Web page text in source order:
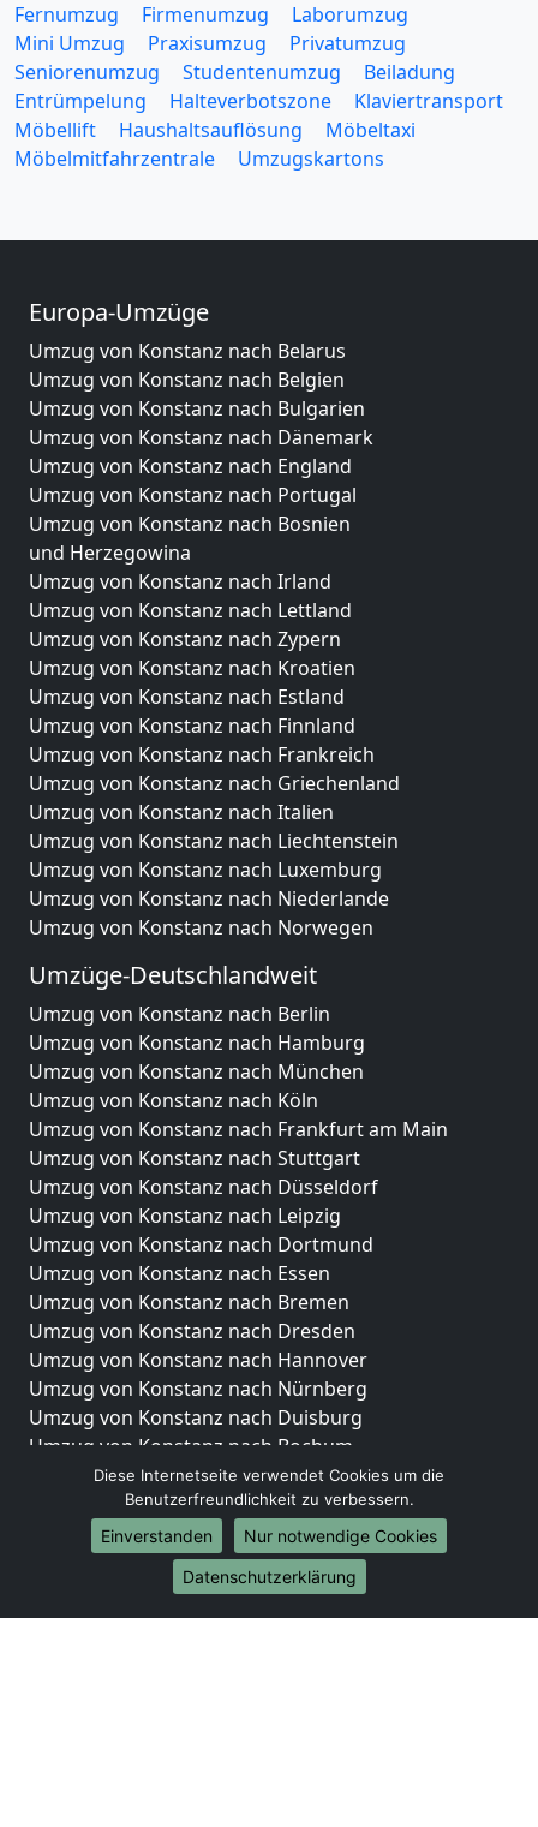
Fernumzug
Firmenumzug
Laborumzug
Mini Umzug
Praxisumzug
Privatumzug
Seniorenumzug
Studentenumzug
Beiladung
Entrümpelung
Halteverbotszone
Klaviertransport
Möbellift
Haushaltsauflösung
Möbeltaxi
Möbelmitfahrzentrale
Umzugskartons
Europa-Umzüge
Umzug von Konstanz nach Belarus
Umzug von Konstanz nach Belgien
Umzug von Konstanz nach Bulgarien
Umzug von Konstanz nach Dänemark
Umzug von Konstanz nach England
Umzug von Konstanz nach Portugal
Umzug von Konstanz nach Bosnien
und Herzegowina
Umzug von Konstanz nach Irland
Umzug von Konstanz nach Lettland
Umzug von Konstanz nach Zypern
Umzug von Konstanz nach Kroatien
Umzug von Konstanz nach Estland
Umzug von Konstanz nach Finnland
Umzug von Konstanz nach Frankreich
Umzug von Konstanz nach Griechenland
Umzug von Konstanz nach Italien
Umzug von Konstanz nach Liechtenstein
Umzug von Konstanz nach Luxemburg
Umzug von Konstanz nach Niederlande
Umzug von Konstanz nach Norwegen
Umzüge-Deutschlandweit
Umzug von Konstanz nach Berlin
Umzug von Konstanz nach Hamburg
Umzug von Konstanz nach München
Umzug von Konstanz nach Köln
Umzug von Konstanz nach Frankfurt am Main
Umzug von Konstanz nach Stuttgart
Umzug von Konstanz nach Düsseldorf
Umzug von Konstanz nach Leipzig
Umzug von Konstanz nach Dortmund
Umzug von Konstanz nach Essen
Umzug von Konstanz nach Bremen
Umzug von Konstanz nach Dresden
Umzug von Konstanz nach Hannover
Umzug von Konstanz nach Nürnberg
Umzug von Konstanz nach Duisburg
Umzug von Konstanz nach Bochum
Umzug von Konstanz nach Wuppertal
Umzug von Konstanz nach Bielefeld
Umzug von Konstanz nach Bonn
Umzug von Konstanz nach Münster
Diese Internetseite verwendet Cookies um die
Benutzerfreundlichkeit zu verbessern.
Einverstanden
Nur notwendige Cookies
Datenschutzerklärung